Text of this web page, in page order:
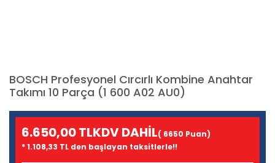
BOSCH Profesyonel Cırcırlı Kombine Anahtar
Takımı 10 Parça (1 600 A02 AU0)
6.650,00 TLKDV DAHİL( 6650 Puan)
* 1.108,33 TL den başlayan taksitlerle!!